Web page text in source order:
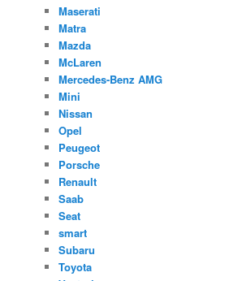
Maserati
Matra
Mazda
McLaren
Mercedes-Benz AMG
Mini
Nissan
Opel
Peugeot
Porsche
Renault
Saab
Seat
smart
Subaru
Toyota